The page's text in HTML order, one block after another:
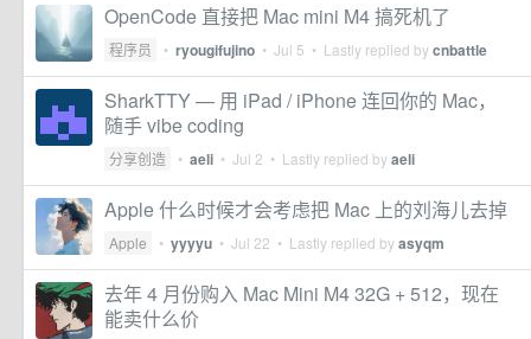
OpenCode 直接把 Mac mini M4 搞死机了
程序员 • ryougifujino • Jul 5 • Lastly replied bycnbattle
SharkTTY — 用 iPad / iPhone 连回你的 Mac，
随手 vibe coding
分享创造 • aeli • Jul 2 • Lastly replied byaeli
Apple 什么时候才会考虑把 Mac 上的刘海儿去掉
Apple • yyyyu • Jul 22 • Lastly replied byasyqm
去年 4 月份购入 Mac Mini M4 32G + 512，现在
能卖什么价